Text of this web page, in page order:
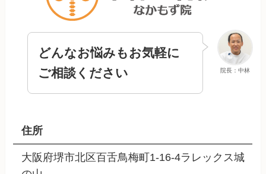
院長：中林
どんなお悩みもお気軽に
ご相談ください
住所
大阪府堺市北区百舌鳥梅町1-16-4ラレックス城